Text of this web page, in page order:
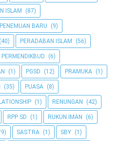
ISLAM (87)
PENEMUAN BARU (9)
(40) PERADABAN ISLAM (56)
PERMENDIKBUD (6)
(1) PGSD (12) PRAMUKA (1)
(35) PUASA (8)
(1) RENUNGAN (42)
RPP SD (1) RUKUN IMAN (6)
SASTRA (1) SBY (1)